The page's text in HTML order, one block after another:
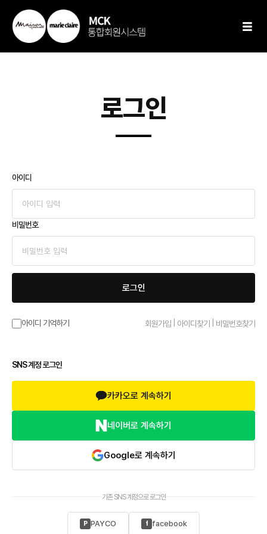
로그인
아이디
비밀번호
로그인
아이디 기억하기 회원가입 아이디찾기 비밀번호찾기
SNS 계정 로그인
카카오로 계속하기
네이버로 계속하기
Google로 계속하기
기존 SNS 계정으로 로그인
P PAYCO f facebook